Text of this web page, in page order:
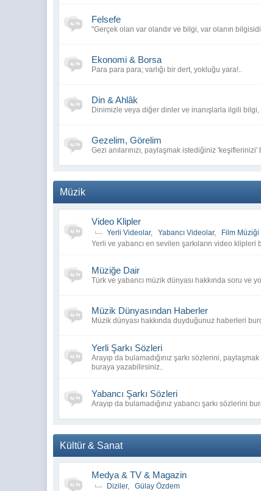
Felsefe
"Gerçek olan var olandır ve bilgi, var olanın
Ekonomi & Borsa
Para para para; varlığı bir dert, yokluğu yara!..
Din & Ahlâk
Dinimizle veya diğer dinler ve inanışlarla ilgili
Gezelim, Görelim
Gezi anılarınızı, paylaşmak istediğiniz 'keşiflerinizi'
Müzik
Video Klipler
Yerli Videolar, Yabancı Videolar,
Film
Yerli ve yabancı en sevilen şarkıların video klipleri
Müziğe Dair
Türk ve yabancı müzik dünyası hakkında soru ve
Müzik Dünyasından Haberler
Müzik dünyası hakkında duyduğunuz haberleri
Yerli Şarkı Sözleri
Arayıp da bulamadığınız şarkı sözlerini,
buraya yazabilirsiniz..
Yabancı Şarkı Sözleri
Arayıp da bulamadığınız yabancı şarkı sözlerini
Kültür & Sanat
Medya & TV & Magazin
Diziler,
Gülay Özdem